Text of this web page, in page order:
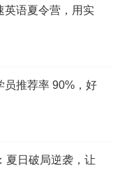
英语夏令营，用实
员推荐率 90%，好
夏日破局逆袭，让